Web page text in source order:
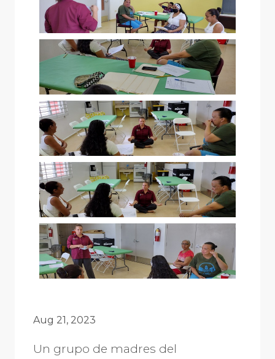
Aug 21, 2023
Un grupo de madres del